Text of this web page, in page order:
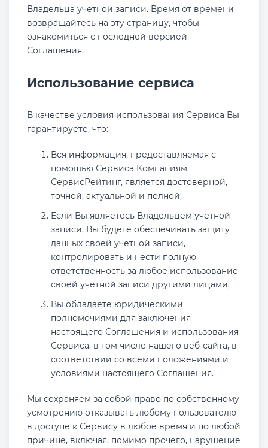
Владельца учетной записи. Время от времени
возвращайтесь на эту страницу, чтобы
ознакомиться с последней версией
Соглашения.
Использование сервиса
В качестве условия использования Сервиса Вы
гарантируете, что:
Вся информация, предоставляемая с
помощью Сервиса Компаниям
СервисРейтинг, является достоверной,
точной, актуальной и полной;
Если Вы являетесь Владельцем учетной
записи, Вы будете обеспечивать защиту
данных своей учетной записи,
контролировать и нести полную
ответственность за любое использование
своей учетной записи другими лицами;
Вы обладаете юридическими
полномочиями для заключения
настоящего Соглашения и использования
Сервиса, в том числе нашего веб-сайта, в
соответствии со всеми положениями и
условиями настоящего Соглашения.
Мы сохраняем за собой право по собственному
усмотрению отказывать любому пользователю
в доступе к Сервису в любое время и по любой
причине, включая, помимо прочего, нарушение